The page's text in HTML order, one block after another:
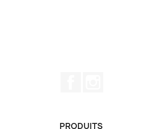
PRODUITS